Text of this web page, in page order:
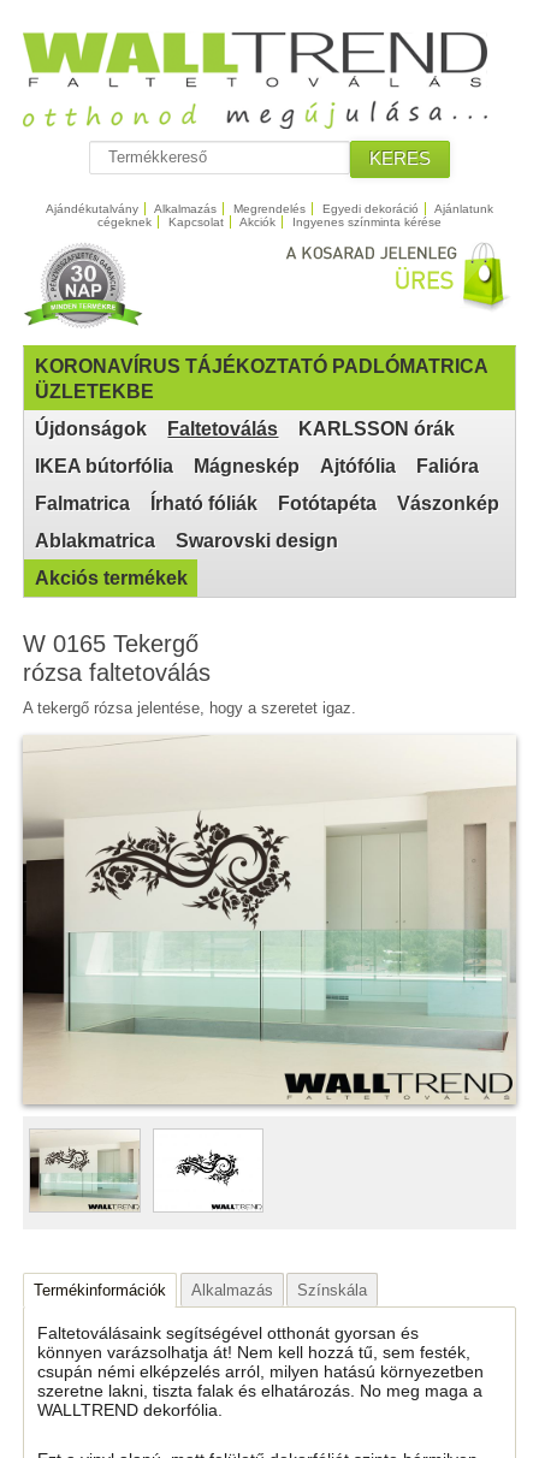
KERES
Ajándékutalvány Alkalmazás Megrendelés Egyedi dekoráció
Ajánlatunk
cégeknek
Kapcsolat Akciók Ingyenes színminta kérése
KORONAVÍRUS TÁJÉKOZTATÓ PADLÓMATRICA
ÜZLETEKBE
Újdonságok
Faltetoválás
KARLSSON órák
IKEA bútorfólia
Mágneskép Ajtófólia
Falióra
Falmatrica
Írható fóliák Fotótapéta
Vászonkép
Ablakmatrica
Swarovski design
Akciós termékek
W 0165 Tekergő
rózsa faltetoválás
A tekergő rózsa jelentése, hogy a szeretet igaz.
Termékinformációk Alkalmazás Színskála
Faltetoválásaink segítségével otthonát gyorsan és
könnyen varázsolhatja át! Nem kell hozzá tű, sem festék,
csupán némi elképzelés arról, milyen hatású környezetben
szeretne lakni, tiszta falak és elhatározás. No meg maga a
WALLTREND dekorfólia.